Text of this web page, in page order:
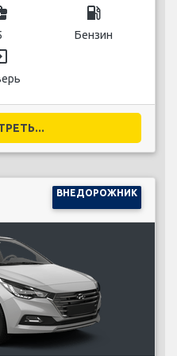
ВНЕДОРОЖНИК
local_gas_station